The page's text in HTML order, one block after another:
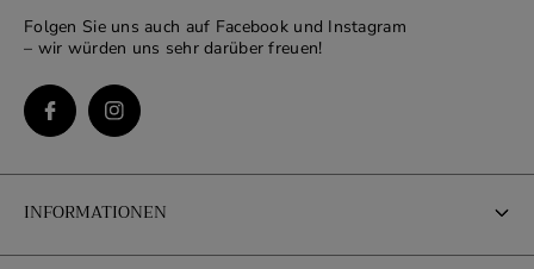
Folgen Sie uns auch auf Facebook und Instagram
– wir würden uns sehr darüber freuen!
INFORMATIONEN